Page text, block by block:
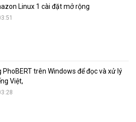
Linux 1 cài đặt mở rộng
PhoBERT trên Windows để đọc và xử lý
Việt,